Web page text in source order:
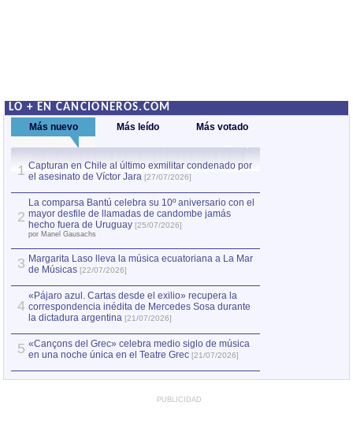
LO + EN CANCIONEROS.COM
Más nuevo Más leído Más votado
1 Capturan en Chile al último exmilitar condenado por
el asesinato de Víctor Jara [27/07/2026]
2
La comparsa Bantú celebra su 10º aniversario con el
mayor desfile de llamadas de candombe jamás
hecho fuera de Uruguay [25/07/2026]
por Manel Gausachs
3 Margarita Laso lleva la música ecuatoriana a La Mar
de Músicas [22/07/2026]
4
«Pájaro azul. Cartas desde el exilio» recupera la
correspondencia inédita de Mercedes Sosa durante
la dictadura argentina [21/07/2026]
5 «Cançons del Grec» celebra medio siglo de música
en una noche única en el Teatre Grec [21/07/2026]
PUBLICIDAD